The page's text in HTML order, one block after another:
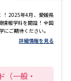
！ 2025年4月、愛媛県
情報学科を開設！ 全国
ご期待ください。
詳細情報を見る
（一般・